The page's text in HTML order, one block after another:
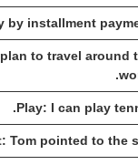
by installment
to travel around
Play: I can play
Tom pointed to the